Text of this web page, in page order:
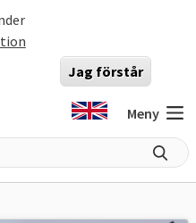
Jag förstår
Meny